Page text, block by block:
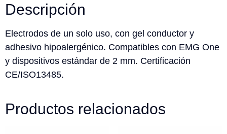
Descripción
Electrodos de un solo uso, con gel conductor y
adhesivo hipoalergénico. Compatibles con EMG One
y dispositivos estándar de 2 mm. Certificación
CE/ISO13485.
Productos relacionados